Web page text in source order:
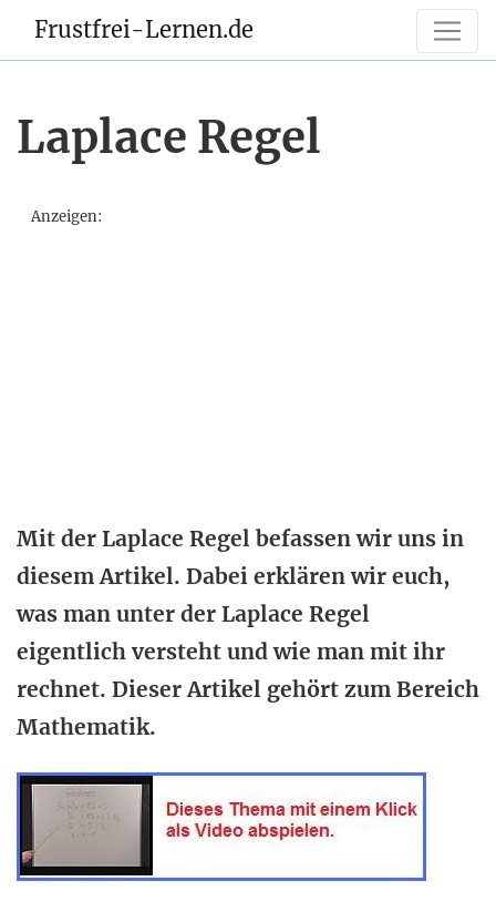
Frustfrei-Lernen.de
Laplace Regel
Anzeigen:
Mit der Laplace Regel befassen wir uns in
diesem Artikel. Dabei erklären wir euch,
was man unter der Laplace Regel
eigentlich versteht und wie man mit ihr
rechnet. Dieser Artikel gehört zum Bereich
Mathematik.